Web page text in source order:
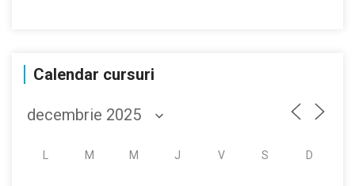
Calendar cursuri
M M J V S D